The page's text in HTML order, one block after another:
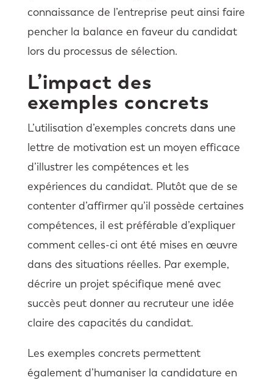
connaissance de l’entreprise peut ainsi faire
pencher la balance en faveur du candidat
lors du processus de sélection.
L’impact des
exemples concrets
L’utilisation d’exemples concrets dans une
lettre de motivation est un moyen efficace
d’illustrer les compétences et les
expériences du candidat. Plutôt que de se
contenter d’affirmer qu’il possède certaines
compétences, il est préférable d’expliquer
comment celles-ci ont été mises en œuvre
dans des situations réelles. Par exemple,
décrire un projet spécifique mené avec
succès peut donner au recruteur une idée
claire des capacités du candidat.
Les exemples concrets permettent
également d’humaniser la candidature en